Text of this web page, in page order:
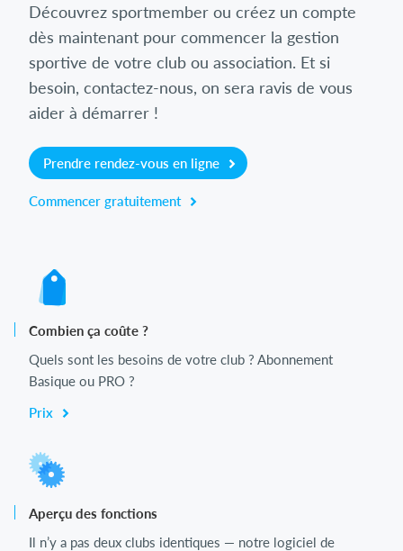
Découvrez sportmember ou créez un compte
dès maintenant pour commencer la gestion
sportive de votre club ou association. Et si
besoin, contactez-nous, on sera ravis de vous
aider à démarrer !
Prendre rendez-vous en ligne
Commencer gratuitement
Combien ça coûte ?
Quels sont les besoins de votre club ? Abonnement
Basique ou PRO ?
Prix
Aperçu des fonctions
Il n’y a pas deux clubs identiques — notre logiciel de